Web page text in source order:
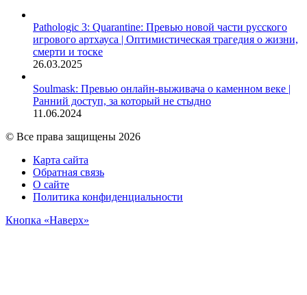
Pathologic 3: Quarantine: Превью новой части русского
игрового артхауса | Оптимистическая трагедия о жизни,
смерти и тоске
26.03.2025
Soulmask: Превью онлайн-выживача о каменном веке |
Ранний доступ, за который не стыдно
11.06.2024
© Все права защищены 2026
Карта сайта
Обратная связь
О сайте
Политика конфиденциальности
Кнопка «Наверх»